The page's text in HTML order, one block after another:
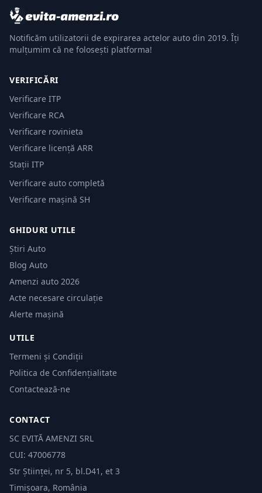
Notificăm utilizatorii de expirarea actelor auto din 2019. Îți
mulțumim că ne folosești platforma!
VERIFICĂRI
Verificare ITP
Verificare RCA
Verificare rovinieta
Verificare licență ARR
Stații ITP
Verificare auto completă
Verificare mașină SH
GHIDURI UTILE
Știri Auto
Blog Auto
Amenzi auto 2026
Acte necesare circulație
Alerte mașină
UTILE
Termeni și Condiții
Politica de Confidențialitate
Contactează-ne
CONTACT
SC EVITĂ AMENZI SRL
CUI: 47006778
Str Științei, nr 5, bl.D41, et 3
Timișoara, România